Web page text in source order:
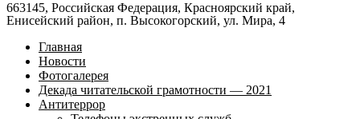
663145, Российская Федерация, Красноярский край,
Енисейский район, п. Высокогорский, ул. Мира, 4
Главная
Новости
Фотогалерея
Декада читательской грамотности — 2021
Антитеррор